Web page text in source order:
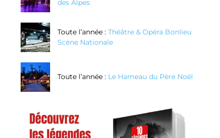
des Alpes
Toute l’année : Théâtre & Opéra Bonlieu
Scène Nationale
Toute l’année : Le Hameau du Père Noël